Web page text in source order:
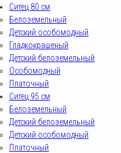
Ситец 80 см
Белоземельный
Детский особомодный
Гладкокрашеный
Детский белоземельный
Особомодный
Платочный
Ситец 95 см
Белоземельный
Детский белоземельный
Детский особомодный
Платочный